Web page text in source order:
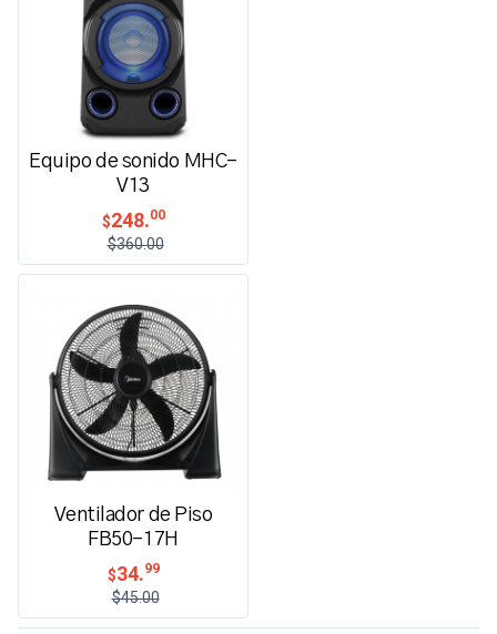
Equipo de sonido MHC-
V13
$248.00
$360.00
Ventilador de Piso
FB50-17H
$34.99
$45.00